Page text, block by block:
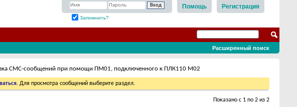
Регистрация
Помощь
Запомнить?
Расширенный поиск
СМС-сообщений при помощи ПМ01, подключенного к ПЛК110 М02
. Для просмотра сообщений выберите раздел.
Показано с 1 по 2 из 2